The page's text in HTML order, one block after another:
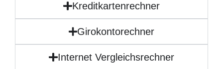
Kreditkartenrechner
Girokontorechner
Internet Vergleichsrechner